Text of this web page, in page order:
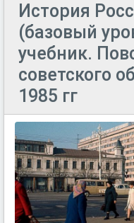
История
(базовый
учебник.
советского
1985 гг